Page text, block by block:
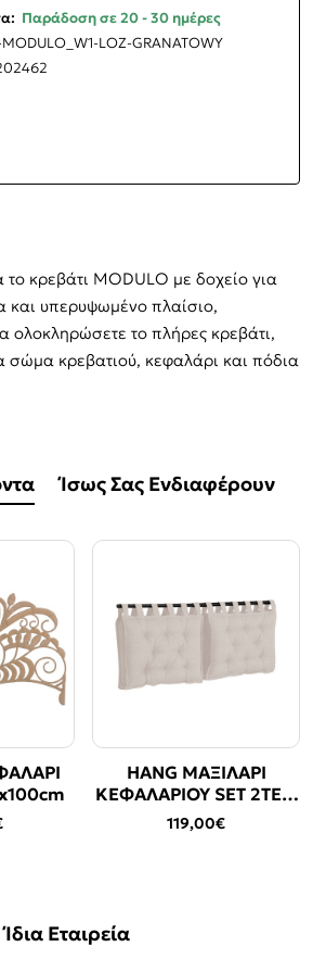
Παράδοση σε 20 - 30 ημέρες
LOZ-GRANATOWY
το κρεβάτι MODULO με δοχείο για
και υπερυψωμένο πλαίσιο,
ολοκληρώσετε το πλήρες κρεβάτι,
σώμα κρεβατιού, κεφαλάρι και πόδια
Ίσως Σας Ενδιαφέρουν
HANG ΜΑΞΙΛΑΡΙ
ΚΕΦΑΛΑΡΙΟΥ SET 2ΤΕΜ
OFF WHITE 16-950
70x10x50cm
119,00€
Ίδια Εταιρεία